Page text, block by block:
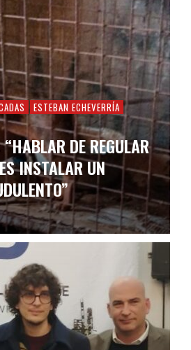
ESTEBAN ECHEVERRÍA
DE REGULAR
INSTALAR UN